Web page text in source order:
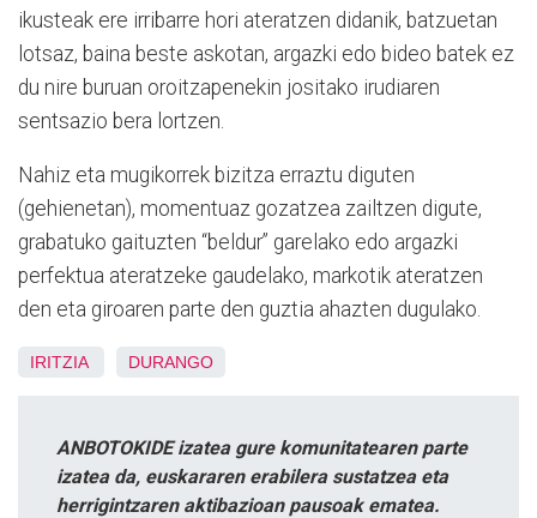
ikusteak ere irribarre hori ateratzen didanik, batzuetan
lotsaz, baina beste askotan, argazki edo bideo batek ez
du nire buruan oroitzapenekin jositako irudiaren
sentsazio bera lortzen.
Nahiz eta mugikorrek bizitza erraztu diguten
(gehienetan), momentuaz gozatzea zailtzen digute,
grabatuko gaituzten “beldur” garelako edo argazki
perfektua ateratzeke gaudelako, markotik ateratzen
den eta giroaren parte den guztia ahazten dugulako.
IRITZIA DURANGO
ANBOTOKIDE izatea gure komunitatearen parte
izatea da, euskararen erabilera sustatzea eta
herrigintzaren aktibazioan pausoak ematea.